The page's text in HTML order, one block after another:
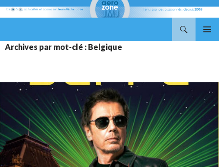
AU
Archives par mot-clé : Belgique